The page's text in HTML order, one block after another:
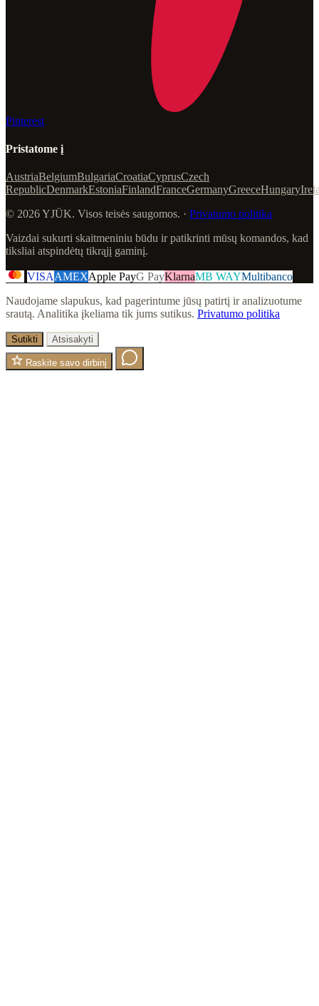
Pinterest
Pristatome į
AustriaBelgiumBulgariaCroatiaCyprusCzech
RepublicDenmarkEstoniaFinlandFranceGermanyGreeceHungary
© 2026 YJÜK. Visos teisės saugomos. · Privatumo politika
Vaizdai sukurti skaitmeniniu būdu ir patikrinti mūsų komandos, kad
tiksliai atspindėtų tikrąjį gaminį.
VISAAMEXApple PayG PayKlarnaMB WAYMultibanco
Naudojame slapukus, kad pagerintume jūsų patirtį ir analizuotume
srautą. Analitika įkeliama tik jums sutikus. Privatumo politika
Sutikti Atsisakyti
Raskite savo dirbinį